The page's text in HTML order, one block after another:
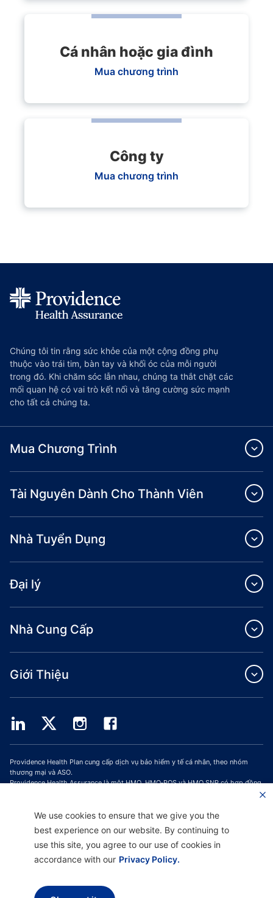
Cá nhân hoặc gia đình
Mua chương trình
Công ty
Mua chương trình
Chúng tôi tin rằng sức khỏe của một cộng đồng phụ
thuộc vào trái tim, bàn tay và khối óc của mỗi người
trong đó. Khi chăm sóc lẫn nhau, chúng ta thắt chặt các
mối quan hệ có vai trò kết nối và tăng cường sức mạnh
cho tất cả chúng ta.
Mua Chương Trình
Tài Nguyên Dành Cho Thành Viên
Nhà Tuyển Dụng
Đại lý
Nhà Cung Cấp
Giới Thiệu
Providence Health Plan cung cấp dịch vụ bảo hiểm y tế cá nhân, theo nhóm
thương mại và ASO.
Providence Health Assurance là một HMO, HMO‐POS và HMO SNP có hợp đồng
H9047_PHAAM20_M
Quyền Riêng Tư
We use cookies to ensure that we give you the
best experience on our website. By continuing to
use this site, you agree to our use of cookies in
accordance with our Privacy Policy.